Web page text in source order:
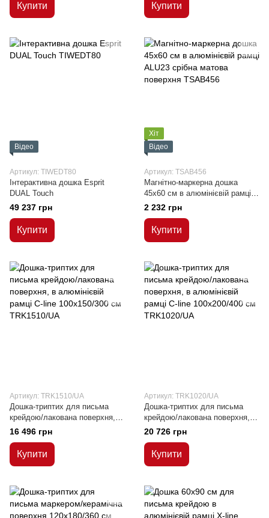
Купити Купити
Відео
Артикул: TIWEDT80
Інтерактивна дошка Esprit
DUAL Touch
49 237 грн
Купити
Хіт
Відео
Артикул: TSAB456
Магнітно-маркерна дошка
45x60 см в алюмінієвій рамці
ALU23 срібна матова поверхня
2 232 грн
Купити
Артикул: TRK1510/UA
Дошка-триптих для письма
крейдою/лакована поверхня, в
алюмінієвій рамці C-line
100х150/300 см
16 496 грн
Купити
Артикул: TRK1020/UA
Дошка-триптих для письма
крейдою/лакована поверхня, в
алюмінієвій рамці C-line
100х200/400 см
20 726 грн
Купити